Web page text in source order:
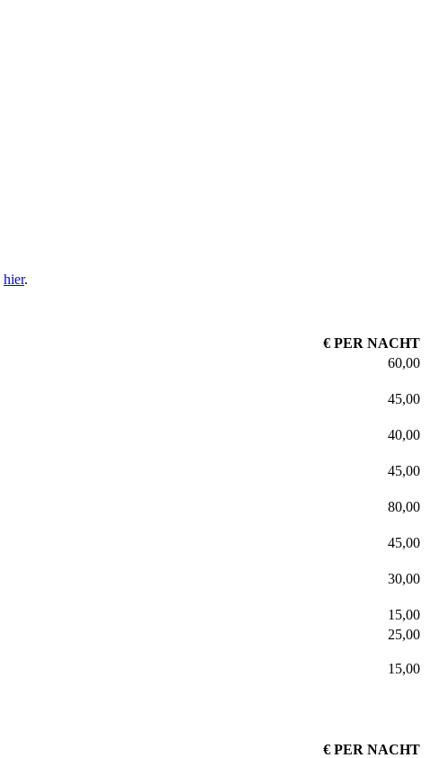
hier.
€ PER NACHT
60,00
45,00
40,00
45,00
80,00
45,00
30,00
15,00
25,00
15,00
€ PER NACHT